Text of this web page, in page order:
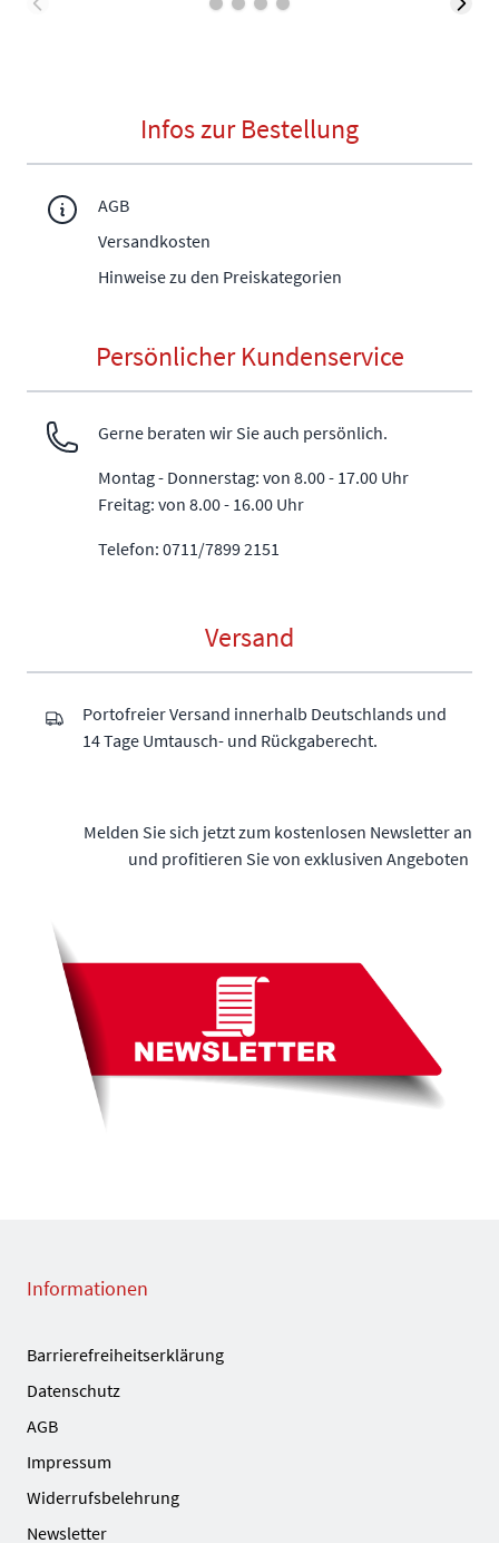
Infos zur Bestellung
AGB
Versandkosten
Hinweise zu den Preiskategorien
Persönlicher Kundenservice
Gerne beraten wir Sie auch persönlich.
Montag - Donnerstag: von 8.00 - 17.00 Uhr
Freitag: von 8.00 - 16.00 Uhr
Telefon: 0711/7899 2151
Versand
Portofreier Versand innerhalb Deutschlands und
14 Tage Umtausch- und Rückgaberecht.
Melden Sie sich jetzt zum kostenlosen Newsletter an
und profitieren Sie von exklusiven Angeboten
Informationen
Barrierefreiheitserklärung
Datenschutz
AGB
Impressum
Widerrufsbelehrung
Newsletter